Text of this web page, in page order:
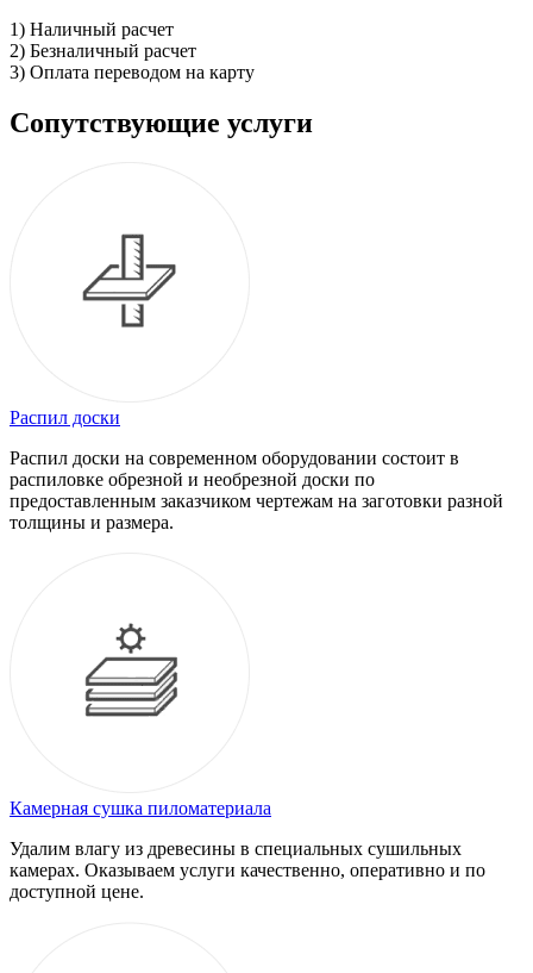
1) Наличный расчет
2) Безналичный расчет
3) Оплата переводом на карту
Сопутствующие услуги
Распил доски
Распил доски на современном оборудовании состоит в
распиловке обрезной и необрезной доски по
предоставленным заказчиком чертежам на заготовки разной
толщины и размера.
Камерная сушка пиломатериала
Удалим влагу из древесины в специальных сушильных
камерах. Оказываем услуги качественно, оперативно и по
доступной цене.